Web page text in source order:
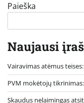
Paieška
Naujausi
Vairavimas atėmus
PVM mokėtojų
Skaudus nelaimingas